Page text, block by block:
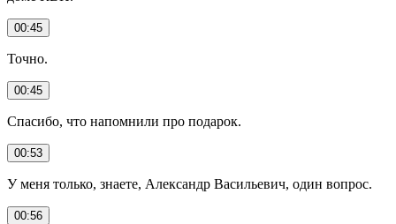
00:45
Точно.
00:45
Спасибо, что напомнили про подарок.
00:53
У меня только, знаете, Александр Васильевич, один вопрос.
00:56